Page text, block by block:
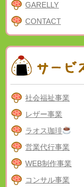
GARELLY
CONTACT
社会福祉事業
レザー事業
ラオス珈琲
営業代行事業
WEB制作事業
コンサル事業